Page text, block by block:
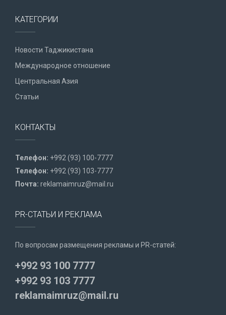
КАТЕГОРИИ
Новости Таджикистана
Международное отношение
Центральная Азия
Статьи
КОНТАКТЫ
Телефон: +992 (93) 100-7777
Телефон: +992 (93) 103-7777
Почта: reklamaimruz@mail.ru
PR-СТАТЬИ И РЕКЛАМА
По вопросам размещения рекламы и PR-статей:
+992 93 100 7777
+992 93 103 7777
reklamaimruz@mail.ru